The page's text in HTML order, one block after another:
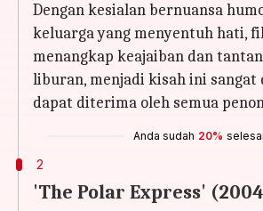
Dengan kesialan bernuansa
keluarga yang menyentuh hati,
menangkap keajaiban dan
liburan, menjadi kisah ini sangat
dapat diterima oleh semua
Anda sudah 20% selesai
2
'The Polar Express'